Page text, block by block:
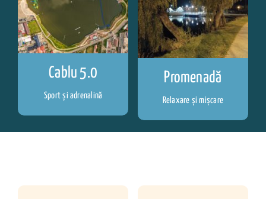
Cablu 5.0
Sport și adrenalină
Promenadă
Relaxare și mișcare